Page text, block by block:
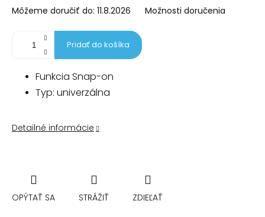
Môžeme doručiť do: 11.8.2026 Možnosti doručenia
Pridať do košíka
Funkcia Snap-on
Typ: univerzálna
Detailné informácie
OPÝTAŤ SA STRÁŽIŤ ZDIEĽAŤ